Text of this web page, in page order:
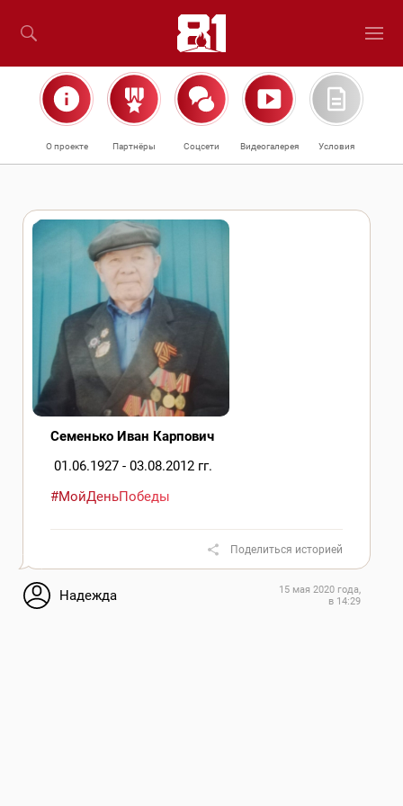
О проекте Партнёры Соцсети Видеогалерея Условия
Семенько Иван Карпович
01.06.1927 - 03.08.2012 гг.
#МойДеньПобеды
Поделиться историей
Надежда
15 мая 2020 года,
в 14:29